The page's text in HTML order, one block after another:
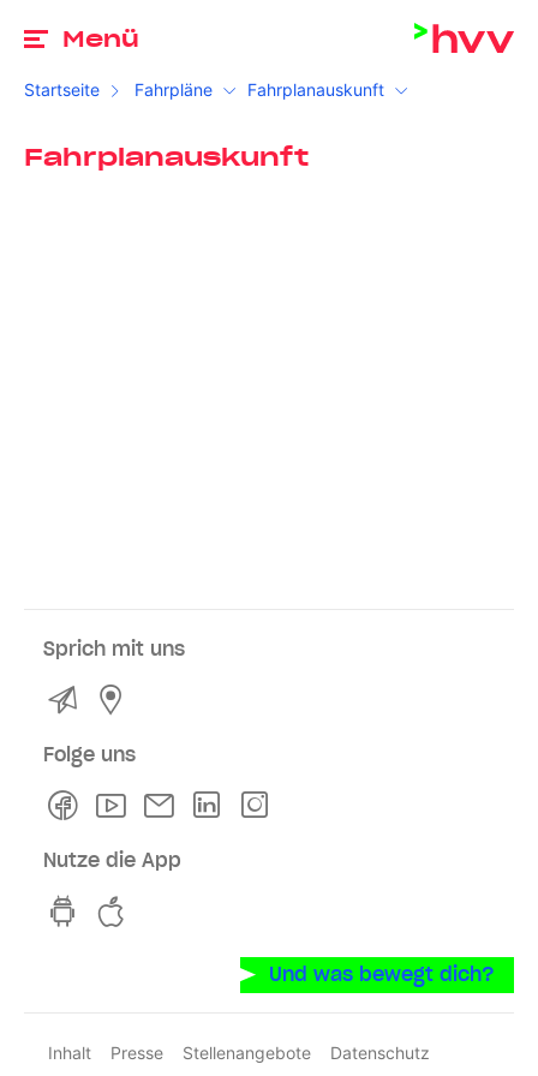
Menü
Startseite Fahrpläne Fahrplanauskunft
Fahrplanauskunft
Sprich mit uns
Kontakt
Folge uns
FacebookYoutubeNewsletterLinkedln
Nutze die App
hvv switch App auf GooglePlay
Und was bewegt dich?
Inhalt Presse Stellenangebote
Datenschutz